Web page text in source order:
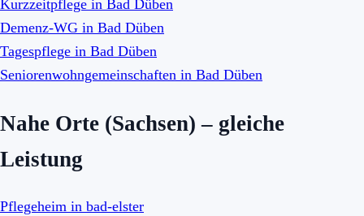
Kurzzeitpflege in Bad Düben
Demenz-WG in Bad Düben
Tagespflege in Bad Düben
Seniorenwohngemeinschaften in Bad Düben
Nahe Orte (Sachsen) – gleiche
Leistung
Pflegeheim in bad-elster